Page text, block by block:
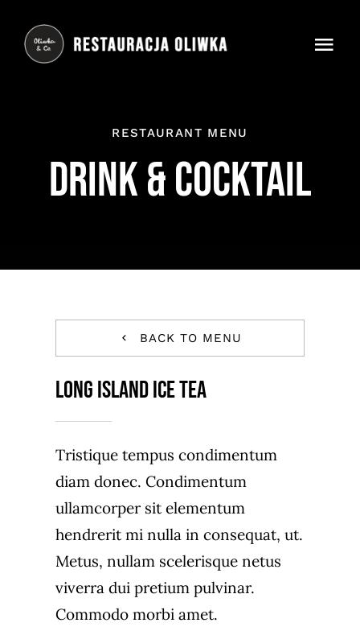
content
Google
Facebook
RESTAURANT MENU
DRINK & COCKTAIL
BACK TO MENU
Long Island Ice Tea
Tristique tempus condimentum
diam donec. Condimentum
ullamcorper sit elementum
hendrerit mi nulla in consequat, ut.
Metus, nullam scelerisque netus
viverra dui pretium pulvinar.
Commodo morbi amet.